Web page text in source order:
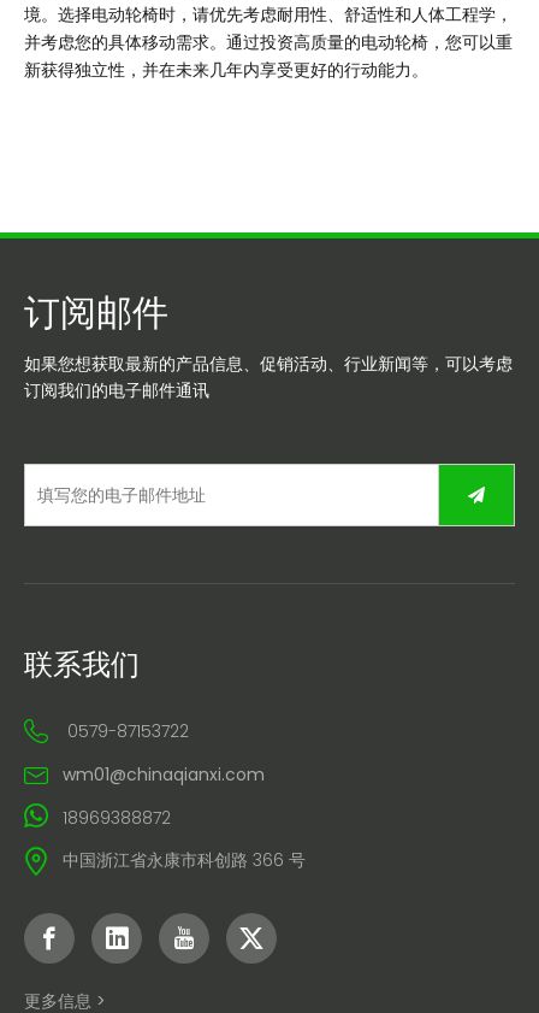
境。选择电动轮椅时，请优先考虑耐用性、舒适性和人体工程学，
并考虑您的具体移动需求。通过投资高质量的电动轮椅，您可以重
新获得独立性，并在未来几年内享受更好的行动能力。
订阅邮件
如果您想获取最新的产品信息、促销活动、行业新闻等，可以考虑
订阅我们的电子邮件通讯
联系我们
0579-87153722
wm01@chinaqianxi.com
18969388872
中国浙江省永康市科创路 366 号
更多信息 >